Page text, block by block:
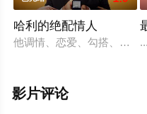
哈利的绝配情人
他调情、恋爱、勾搭、分手...
影片评论